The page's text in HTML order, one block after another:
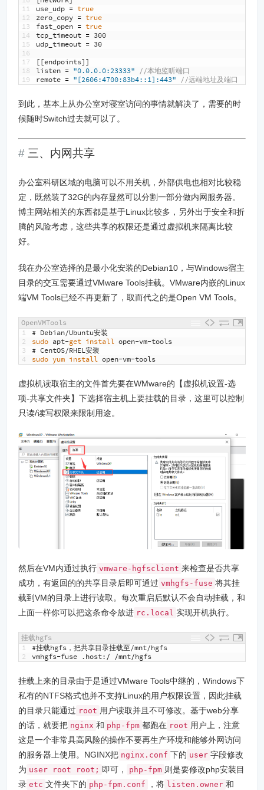
11
12
13
14
15
16
17
18
19
use_udp = true
zero_copy = true
fast_open = true
tcp_timeout = 300
udp_timeout = 30
[[endpoints]]
listen = "0.0.0.0:23333" //本地监听端口
remote = "[2606:4700:83b4::1]:443" //远端地址及端口
到此，基本上从办公室对寝室访问的事情就解决了，需要的时
候随时Switch过去就可以了。
三、内网共享
办公室科研区域的电脑可以不用关机，外部供电也相对比较稳
定，既然装了32G的内存显然可以分割一部分做内网服务器。
博主网站相关的东西都是基于Linux比较多，另外出于安全和折
腾的风险考虑，这些共享的权限还是通过虚拟机来隔离比较
好。
我在办公室选择的是最小化安装的Debian10，与Windows宿主
目录的交互需要通过VMware Tools挂载。VMware内嵌的Linux
端VM Tools已经不再更新了，取而代之的是Open VM Tools。
OpenVMTools
1
2
3
4
# Debian/Ubuntu安装
sudo apt-get install open-vm-tools
# CentOS/RHEL安装
sudo yum install open-vm-tools
虚拟机读取宿主的文件首先要在WMware的【虚拟机设置-选
项-共享文件夹】下选择宿主机上要挂载的目录，这里可以控制
只读/读写权限来限制用途。
然后在VM内通过执行 vmware-hgfsclient 来检查是否共享
成功，有返回的的共享目录后即可通过 vmhgfs-fuse 将其挂
载到VM的目录上进行读取。每次重启后默认不会自动挂载，和
上面一样你可以把这条命令放进 rc.local 实现开机执行。
挂载hgfs
1
2
#挂载hgfs，把共享目录挂载至/mnt/hgfs
vmhgfs-fuse .host:/ /mnt/hgfs
挂载上来的目录由于是通过VMware Tools中继的，Windows下
私有的NTFS格式也并不支持Linux的用户权限设置，因此挂载
的目录只能通过 root 用户读取并且不可修改。基于web分享
的话，就要把 nginx 和 php-fpm 都跑在 root 用户上，注意
这是一个非常具高风险的操作不要再生产环境和能够外网访问
的服务器上使用。NGINX把 nginx.conf 下的 user 字段修改
为 user root root; 即可， php-fpm 则是要修改php安装目
录 etc 文件夹下的 php-fpm.conf ，将 listen.owner 和